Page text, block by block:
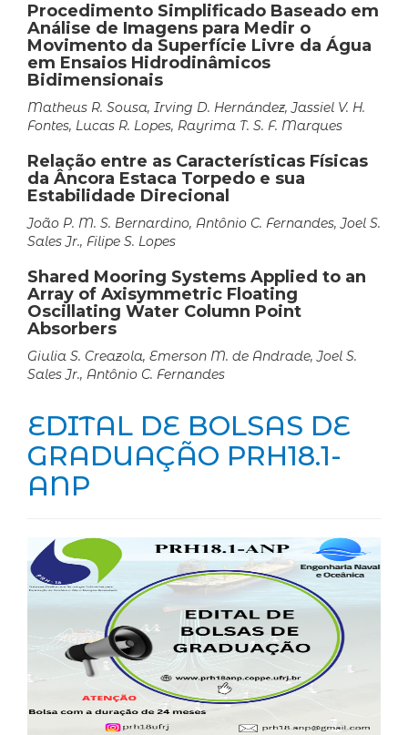
Procedimento Simplificado Baseado em
Análise de Imagens para Medir o
Movimento da Superfície Livre da Água
em Ensaios Hidrodinâmicos
Bidimensionais
Matheus R. Sousa, Irving D. Hernández, Jassiel V. H.
Fontes, Lucas R. Lopes, Rayrima T. S. F. Marques
Relação entre as Características Físicas
da Âncora Estaca Torpedo e sua
Estabilidade Direcional
João P. M. S. Bernardino, Antônio C. Fernandes, Joel S.
Sales Jr., Filipe S. Lopes
Shared Mooring Systems Applied to an
Array of Axisymmetric Floating
Oscillating Water Column Point
Absorbers
Giulia S. Creazola, Emerson M. de Andrade, Joel S.
Sales Jr., Antônio C. Fernandes
EDITAL DE BOLSAS DE
GRADUAÇÃO PRH18.1-
ANP